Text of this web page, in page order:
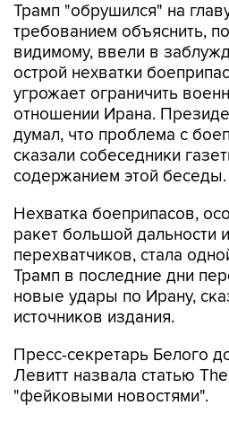
Трамп "обрушился" на
требованием объяснить,
видимому, ввели в
острой нехватки
угрожает ограничить
отношении Ирана.
думал, что проблема с
сказали собеседники
содержанием этой беседы.
Нехватка боеприпасов,
ракет большой дальности
перехватчиков, стала
Трамп в последние дни
новые удары по Ирану,
источников издания.
Пресс-секретарь Белого
Левитт назвала статью
"фейковыми новостями".